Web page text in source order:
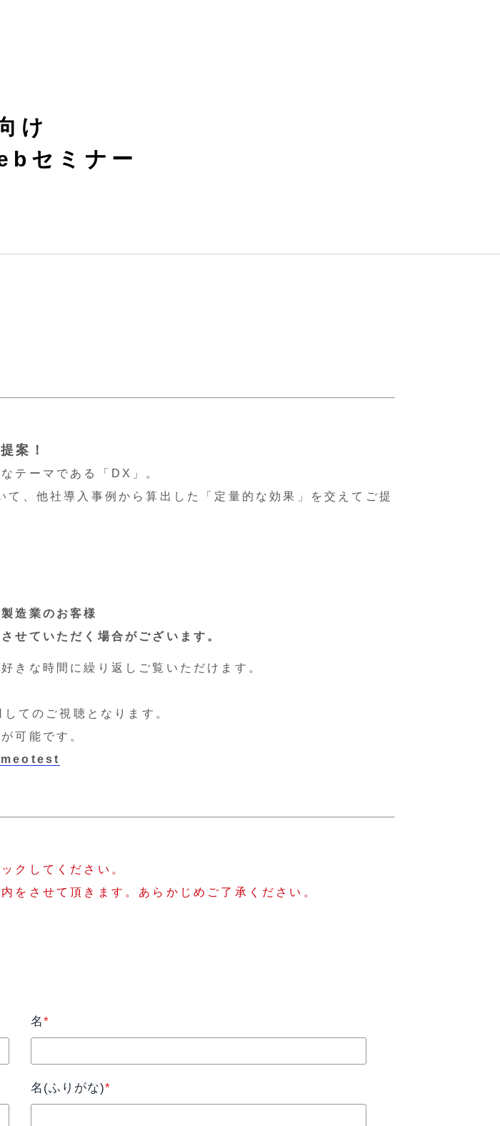
け
セミナー
案！
テーマである「DX」。
、他社導入事例から算出した「定量的な効果」を交えてご提
造業のお客様
いただく場合がございます。
きな時間に繰り返しご覧いただけます。
ご視聴となります。
能です。
クしてください。
をさせて頂きます。あらかじめご了承ください。
名*
名(ふりがな)*